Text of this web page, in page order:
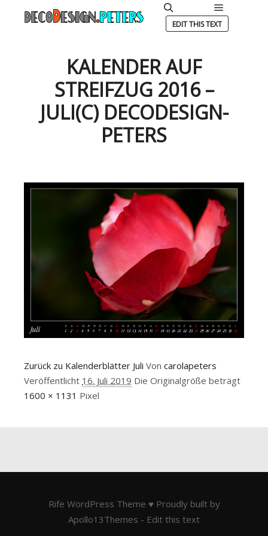
Suchen Hauptmenü
EDIT THIS TEXT
KALENDER AUF
STREIFZUG 2016 –
JULI(C) DECODESIGN-
PETERS
Zurück zu Kalenderblätter Juli Von carolapeters
Veröffentlicht 16. Juli 2019 Die Originalgröße beträgt
1600 × 1131 Pixel
Rife WordPress Theme ♥ Proudly built by
Apollo13Themes - Edit this text